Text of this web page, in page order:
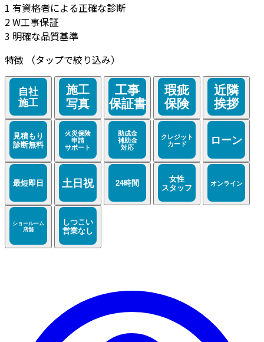
1 有資格者による正確な診断
2W工事保証
3 明確な品質基準
特徴
（タップで絞り込み）